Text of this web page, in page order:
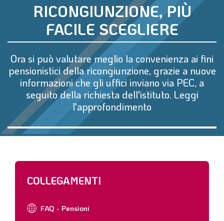
RICONGIUNZIONE, PIÙ
FACILE SCEGLIERE
Ora si può valutare meglio la convenienza ai fini
pensionistici della ricongiunzione, grazie a nuove
informazioni che gli uffici inviano via PEC, a
seguito della richiesta dell'istituto. Leggi
l'approfondimento
COLLEGAMENTI
FAQ - Pensioni